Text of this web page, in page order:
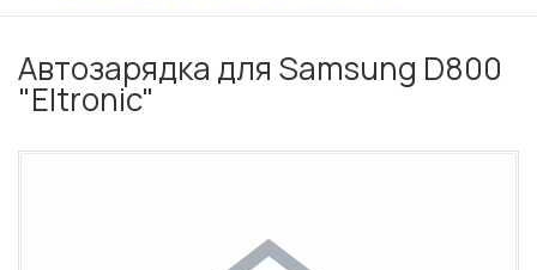
Автозарядка для Samsung D800
"Eltronic"